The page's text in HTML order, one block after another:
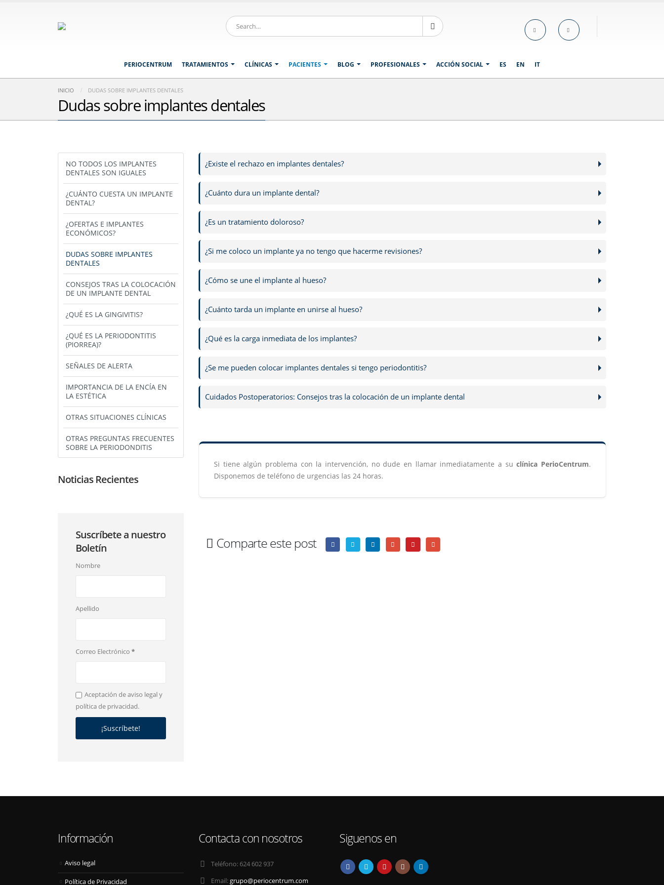
PERIOCENTRUM TRATAMIENTOS CLÍNICAS PACIENTES BLOG PROFESIONALES ACCIÓN SOCIAL ES EN IT
INICIO DUDAS SOBRE IMPLANTES DENTALES
Dudas sobre implantes dentales
¿Existe el rechazo en implantes dentales?
¿Cuánto dura un implante dental?
¿Es un tratamiento doloroso?
¿Si me coloco un implante ya no tengo que hacerme revisiones?
¿Cómo se une el implante al hueso?
¿Cuánto tarda un implante en unirse al hueso?
¿Qué es la carga inmediata de los implantes?
¿Se me pueden colocar implantes dentales si tengo periodontitis?
Cuidados Postoperatorios: Consejos tras la colocación de un implante dental
Si tiene algún problema con la intervención, no dude en llamar inmediatamente a su clínica PerioCentrum.
Disponemos de teléfono de urgencias las 24 horas.
Comparte este post
NO TODOS LOS IMPLANTES
DENTALES SON IGUALES
¿CUÁNTO CUESTA UN IMPLANTE
DENTAL?
¿OFERTAS E IMPLANTES
ECONÓMICOS?
DUDAS SOBRE IMPLANTES
DENTALES
CONSEJOS TRAS LA COLOCACIÓN
DE UN IMPLANTE DENTAL
¿QUÉ ES LA GINGIVITIS?
¿QUÉ ES LA PERIODONTITIS
(PIORREA)?
SEÑALES DE ALERTA
IMPORTANCIA DE LA ENCÍA EN
LA ESTÉTICA
OTRAS SITUACIONES CLÍNICAS
OTRAS PREGUNTAS FRECUENTES
SOBRE LA PERIODONDITIS
Noticias Recientes
Suscríbete a nuestro
Boletín
Nombre
Apellido
Correo Electrónico *
Aceptación de aviso legal y
política de privacidad.
Información
Aviso legal
Política de Privacidad
Contacta con nosotros
Teléfono: 624 602 937
Email:grupo@periocentrum.com
Siguenos en